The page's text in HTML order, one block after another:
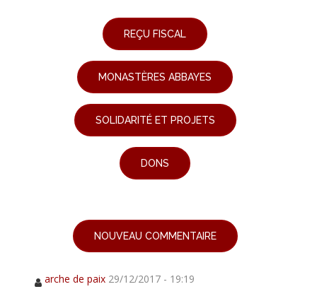
REÇU FISCAL
MONASTÈRES ABBAYES
SOLIDARITÉ ET PROJETS
DONS
NOUVEAU COMMENTAIRE
arche de paix 29/12/2017 - 19:19